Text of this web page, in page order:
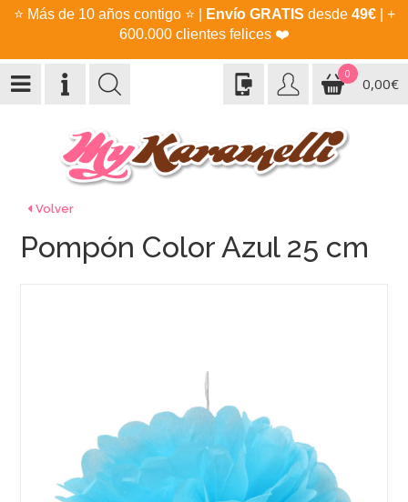
⭐ Más de 10 años contigo ⭐ Envío GRATIS desde 49€| +
600.000 clientes felices ❤️
0
0,00€
Volver
Pompón Color Azul 25 cm